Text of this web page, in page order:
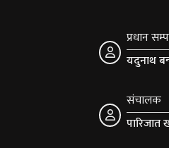
प्रधान
यदुनाथ
संचालक
पारिजात